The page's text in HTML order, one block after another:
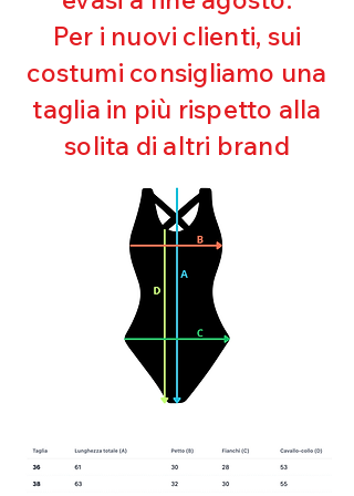
Ultra cloro resistente
Mantenimento della forma
Perfetta vestibilità
Asciugatura rapida
Bielastico
Per i nuovi clienti, sui
costumi consigliamo una
taglia in più rispetto alla
solita di altri brand